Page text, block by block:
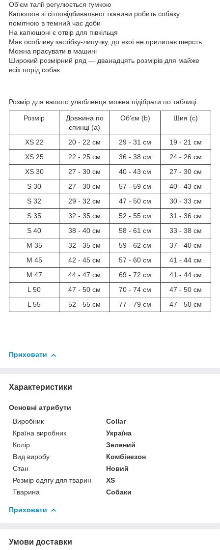
Об'єм талії регулюється гумкою
Капюшон зі сітловідбивальної тканини робить собаку
помітною в темний час доби
На капюшоні є отвір для півкільця
Має особливу застібку-липучку, до якої не прилипає шерсть
Можна прасувати в машині
Широкий розмірний ряд — дванадцять розмірів для майже
всіх порід собак
Розмір для вашого улюбленця можна підібрати по таблиці:
Розмір
Довжина по
спинці (a)
Об'єм (b) Шия (c)
XS 22 20 - 22 см 29 - 31 см
19 - 21 см
XS 25
22 - 25 см 36 - 38 см
24 - 26 см
XS 30
27 - 30 см 40 - 43 см
27 - 30 см
S 30
27 - 30 см 57 - 59 см
40 - 43 см
S 32
29 - 32 см 47 - 50 см
30 - 33 см
S 35
32 - 35 см 52 - 55 см
31 - 36 см
S 40
38 - 40 см 58 - 61 см
33 - 38 см
M 35
32 - 35 см 59 - 62 см
37 - 40 см
M 45
42 - 45 см 57 - 60 см
41 - 44 см
M 47
44 - 47 см 69 - 72 см
41 - 44 см
L 50
47 - 50 см 70 - 74 см
47 - 50 см
L 55
52 - 55 см 77 - 79 см 47 - 50 см
Приховати
Характеристики
Основні атрибути
Виробник
Collar
Країна виробник
Україна
Колір
Зелений
Вид виробу
Комбінезон
Стан
Новий
Розмір одягу для тварин
XS
Тварина
Собаки
Приховати
Умови доставки